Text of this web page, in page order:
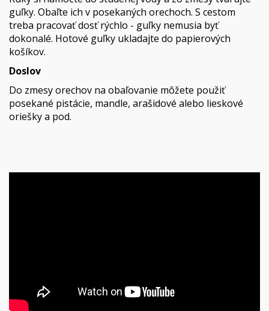
guľky. Obaľte ich v posekaných orechoch. S cestom
treba pracovať dosť rýchlo - guľky nemusia byť
dokonalé. Hotové guľky ukladajte do papierových
košíkov.
Doslov
Do zmesy orechov na obaľovanie môžete použiť
posekané pistácie, mandle, arašidové alebo lieskové
oriešky a pod.